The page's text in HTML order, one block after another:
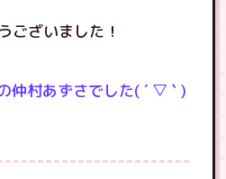
ございました！
仲村あずさでした( ´ ▽ ` )